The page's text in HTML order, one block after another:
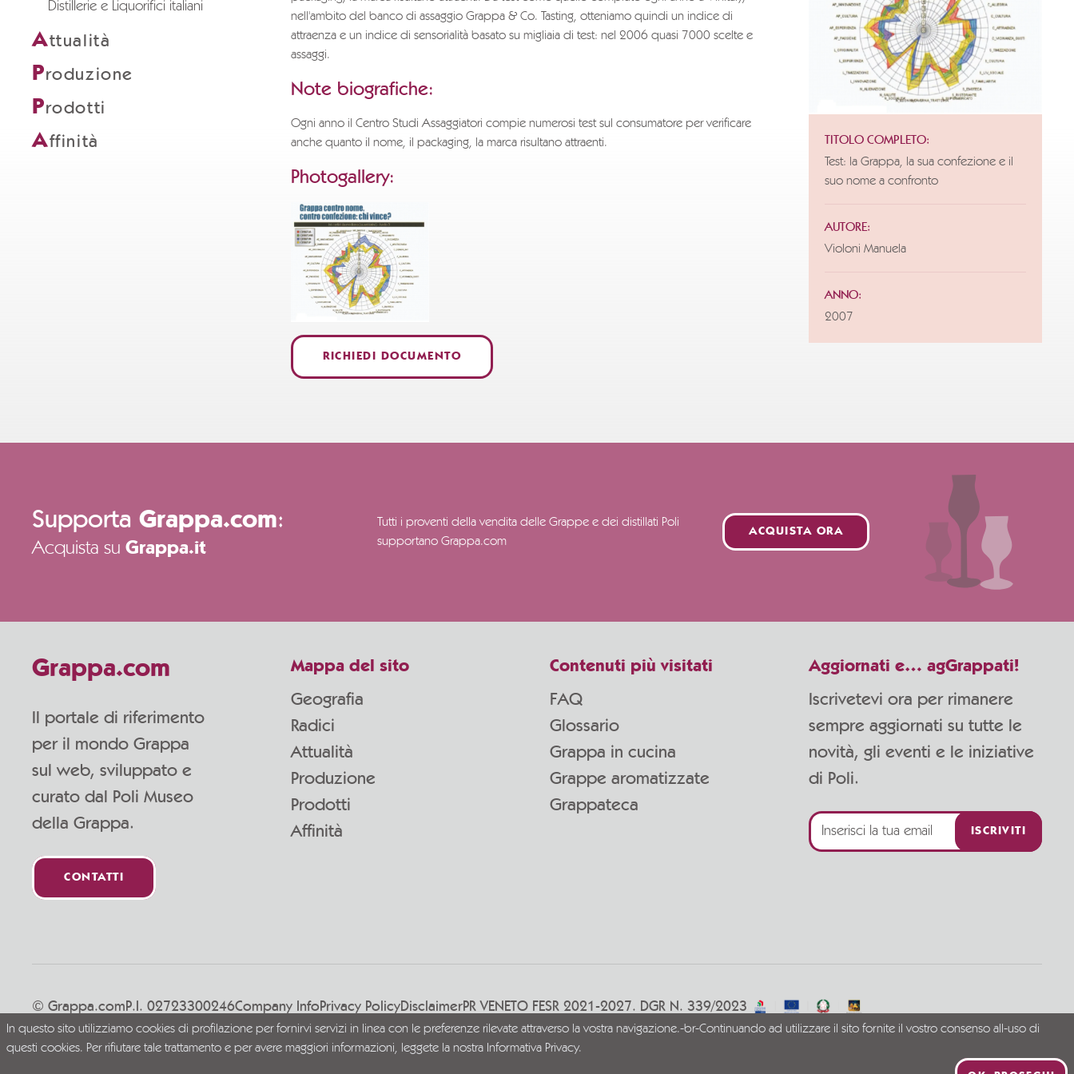
Distillerie e Liquorifici italiani
Attualità
Produzione
Prodotti
Affinità
TITOLO COMPLETO:
Test: la Grappa, la sua confezione e il
suo nome a confronto
AUTORE:
Violoni Manuela
ANNO:
2007
nell'ambito del banco di assaggio Grappa & Co. Tasting, otteniamo quindi un indice di
attraenza e un indice di sensorialità basato su migliaia di test: nel 2006 quasi 7000 scelte e
assaggi.
Note biografiche:
Ogni anno il Centro Studi Assaggiatori compie numerosi test sul consumatore per verificare
anche quanto il nome, il packaging, la marca risultano attraenti.
Photogallery:
RICHIEDI DOCUMENTO
Supporta Grappa.com:
Acquista su Grappa.it
Tutti i proventi della vendita delle Grappe e dei distillati Poli
supportano Grappa.com
ACQUISTA ORA
Aggiornati e… agGrappati!
Iscrivetevi ora per rimanere
sempre aggiornati su tutte le
novità, gli eventi e le iniziative
di Poli.
ISCRIVITI
Grappa.com
Il portale di riferimento
per il mondo Grappa
sul web, sviluppato e
curato dal Poli Museo
della Grappa.
CONTATTI
Mappa del sito
Geografia
Radici
Attualità
Produzione
Prodotti
Affinità
Contenuti più visitati
FAQ
Glossario
Grappa in cucina
Grappe aromatizzate
Grappateca
Vivi la Grappa responsabilmente
© Grappa.comP.I. 02723300246Company InfoPrivacy PolicyDisclaimerPR VENETO FESR 2021-2027. DGR N. 339/2023
In questo sito utilizziamo cookies di profilazione per fornirvi servizi in linea con le preferenze rilevate attraverso la vostra navigazione.-br-Continuando ad utilizzare il sito fornite il vostro consenso all-uso di
questi cookies. Per rifiutare tale trattamento e per avere maggiori informazioni, leggete la nostra Informativa Privacy.